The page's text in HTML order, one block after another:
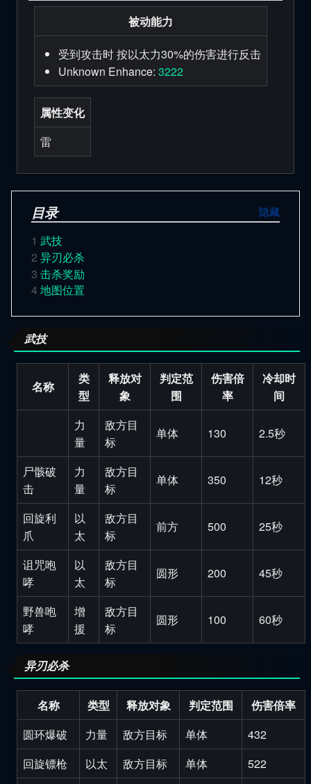
被动能力
受到攻击时 按以太力30%的伤害进行反击
Unknown Enhance: 3222
属性变化
雷
目录
1 武技
2 异刃必杀
3 击杀奖励
4地图位置
武技
名称
类
型
释放对
象
判定范
围
伤害倍
率
冷却时
间
力
量
敌方目
标
单体 130 2.5秒
尸骸破
击
力
量
敌方目
标
单体 350 12秒
回旋利
爪
以
太
敌方目
标
前方 500 25秒
诅咒咆
哮
以
太
敌方目
标
圆形 200 45秒
野兽咆
哮
增
援
敌方目
标
圆形 100 60秒
异刃必杀
名称 类型 释放对象 判定范围
伤害倍率
圆环爆破
力量 敌方目标 单体
432
回旋镖枪
以太 敌方目标 单体
522